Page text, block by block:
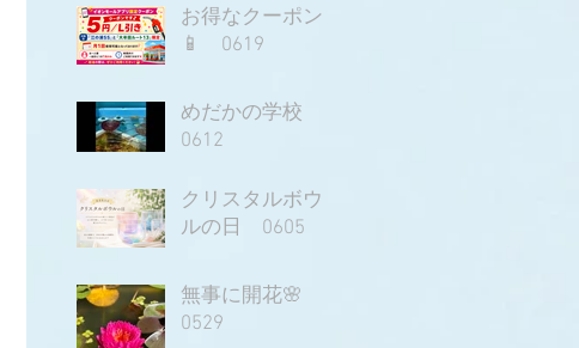
お得なクーポン
📱 0619
めだかの学校
0612
クリスタルボウ
ルの日 0605
無事に開花🌸
0529